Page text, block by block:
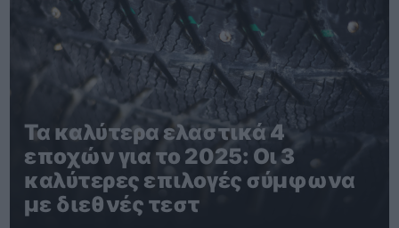
Τα καλύτερα ελαστικά 4
εποχών για το 2025: Οι 3
καλύτερες επιλογές σύμφωνα
με διεθνές τεστ